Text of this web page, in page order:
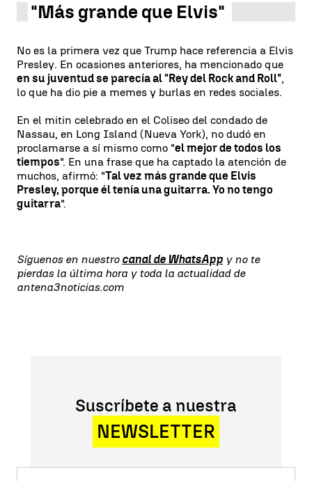
"Más grande que Elvis"
No es la primera vez que Trump hace referencia a Elvis
Presley. En ocasiones anteriores, ha mencionado que
en su juventud se parecía al "Rey del Rock and Roll",
lo que ha dio pie a memes y burlas en redes sociales.
En el mitin celebrado en el Coliseo del condado de
Nassau, en Long Island (Nueva York), no dudó en
proclamarse a sí mismo como "el mejor de todos los
tiempos". En una frase que ha captado la atención de
muchos, afirmó: "Tal vez más grande que Elvis
Presley, porque él tenía una guitarra. Yo no tengo
guitarra".
Síguenos en nuestro canal de WhatsApp y no te
pierdas la última hora y toda la actualidad de
antena3noticias.com
Suscríbete a nuestra
NEWSLETTER